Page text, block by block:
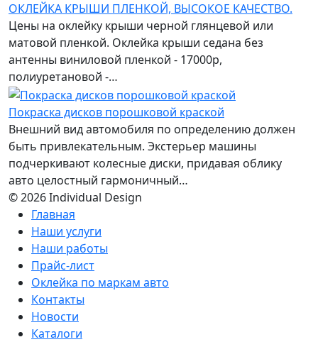
ОКЛЕЙКА КРЫШИ ПЛЕНКОЙ, ВЫСОКОЕ КАЧЕСТВО.
Цены на оклейку крыши черной глянцевой или
матовой пленкой. Оклейка крыши седана без
антенны виниловой пленкой - 17000р,
полиуретановой -…
Покраска дисков порошковой краской
Внешний вид автомобиля по определению должен
быть привлекательным. Экстерьер машины
подчеркивают колесные диски, придавая облику
авто целостный гармоничный…
© 2026 Individual Design
Главная
Наши услуги
Наши работы
Прайс-лист
Оклейка по маркам авто
Контакты
Новости
Каталоги